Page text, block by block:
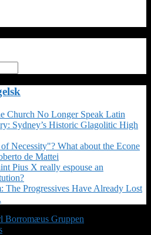
Church No Longer Speak Latin
Sydney’s Historic Glagolitic High
Necessity"? What about the Econe
de Mattei
Pius X really espouse an
The Progressives Have Already Lost
Borromæus Gruppen